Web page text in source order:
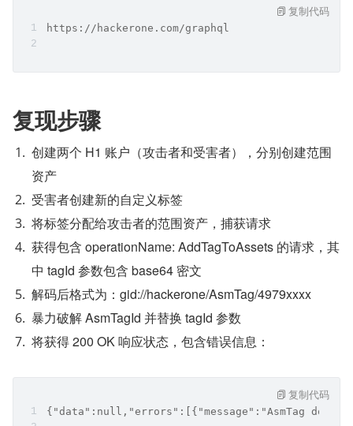
https://hackerone.com/graphql
复制代码
复现步骤
创建两个 H1 账户（攻击者和受害者），分别创建范围
资产
受害者创建新的自定义标签
将标签分配给攻击者的范围资产，捕获请求
获得包含 operationName: AddTagToAssets 的请求，其
中 tagId 参数包含 base64 密文
解码后格式为：gid://hackerone/AsmTag/4979xxxx
暴力破解 AsmTagId 并替换 tagId 参数
将获得 200 OK 响应状态，包含错误信息：
{"data":null,"errors":[{"message":"AsmTag does
复制代码